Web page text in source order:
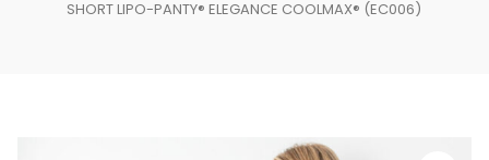
SHORT LIPO-PANTY® ELEGANCE COOLMAX® (EC006)